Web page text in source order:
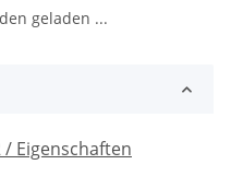
geladen ...
Eigenschaften